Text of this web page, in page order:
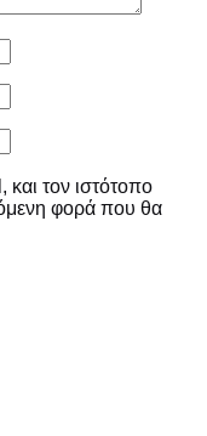
τον ιστότοπο
φορά που θα